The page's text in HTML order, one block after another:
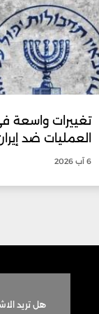
تغييرات واسعة
العمليات ضد
6 آب 2026
هل تريد